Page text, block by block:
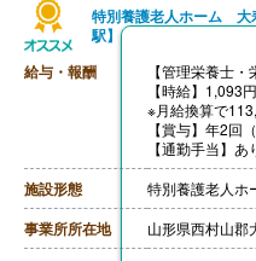
特別養護老人ホーム 大
駅】
給与・報酬
【管理栄養士
【時給】1,093
※月給換算で
【賞与】年2回
【通勤手当】あ
【昇給】あり（
【退職金】なし
施設形態 特別養護老人ホ
事業所所在地 山形県西村山郡